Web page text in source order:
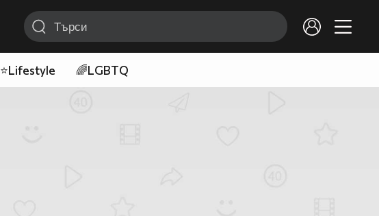
⭐Lifestyle 🌈LGBTQ